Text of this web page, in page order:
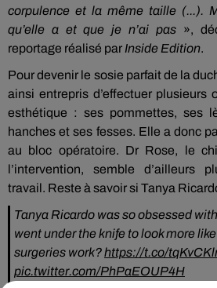
corpulence et la même taille (...).
qu’elle a et que je n’ai pas»,
reportage réalisé par Inside Edition.
Pour devenir le sosie parfait de la
ainsi entrepris d’effectuer plusieurs
esthétique : ses pommettes, ses
hanches et ses fesses. Elle a donc
au bloc opératoire. Dr Rose, le
l’intervention, semble d’ailleurs
travail. Reste à savoir si Tanya
Tanya Ricardo was so obsessed
went under the knife to look more
surgeries work?https://t.co/
pic.twitter.com/PhPaEOUP4H